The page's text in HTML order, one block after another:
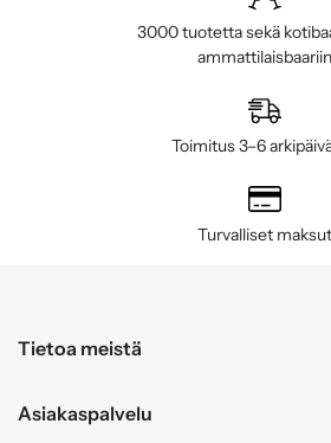
3000 tuotetta sekä
ammattilaisbaariin
Toimitus 3–6
Turvalliset maksut
Tietoa meistä
Asiakaspalvelu